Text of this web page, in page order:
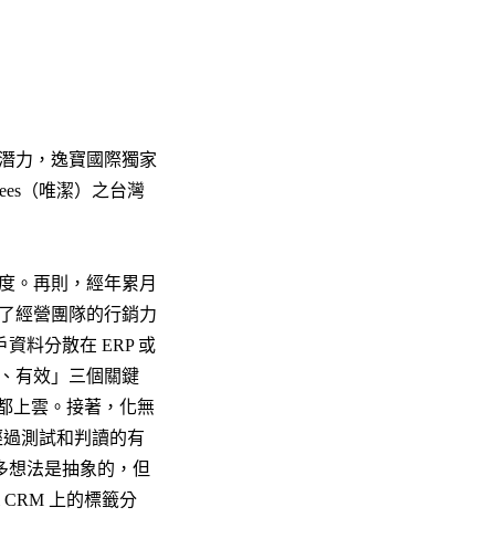
力，逸寶國際獨家
（唯潔）之台灣
。再則，經年累月
經營團隊的行銷力
料分散在 ERP 或
有效」三個關鍵
上雲。接著，化無
測試和判讀的有
想法是抽象的，但
上的標籤分